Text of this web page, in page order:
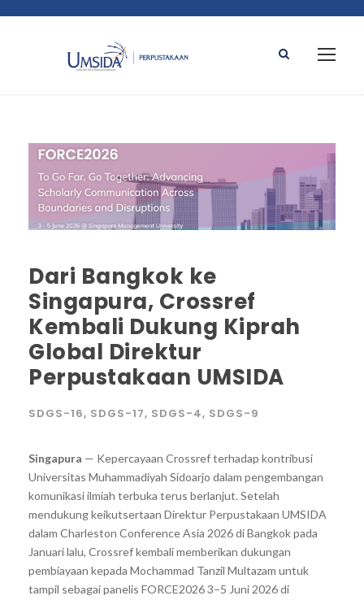
Dari Bangkok ke
Singapura, Crossref
Kembali Dukung Kiprah
Global Direktur
Perpustakaan UMSIDA
SDGS-16, SDGS-17, SDGS-4, SDGS-9
Singapura — Kepercayaan Crossref terhadap kontribusi
Universitas Muhammadiyah Sidoarjo dalam pengembangan
komunikasi ilmiah terbuka terus berlanjut. Setelah
mendukung keikutsertaan Direktur Perpustakaan UMSIDA
dalam Charleston Conference Asia 2026 di Bangkok pada
Januari lalu, Crossref kembali memberikan dukungan
pembiayaan kepada Mochammad Tanzil Multazam untuk
tampil sebagai panelis FORCE2026 3–5 Juni 2026 di